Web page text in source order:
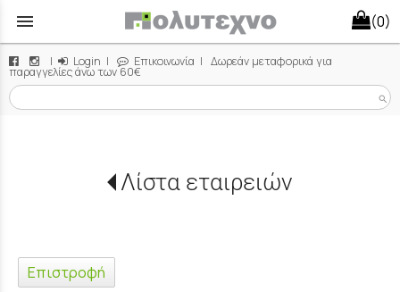
menu (0)
| Login | Επικοινωνία | Δωρεάν μεταφορικά για
παραγγελίες άνω των 60€
search
Λίστα εταιρειών
Επιστροφή